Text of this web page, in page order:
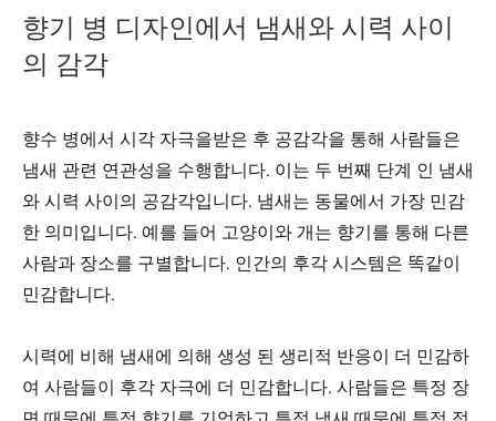
향기 병 디자인에서 냄새와 시력 사이
의 감각
향수 병에서 시각 자극을받은 후 공감각을 통해 사람들은
냄새 관련 연관성을 수행합니다. 이는 두 번째 단계 인 냄새
와 시력 사이의 공감각입니다. 냄새는 동물에서 가장 민감
한 의미입니다. 예를 들어 고양이와 개는 향기를 통해 다른
사람과 장소를 구별합니다. 인간의 후각 시스템은 똑같이
민감합니다.
시력에 비해 냄새에 의해 생성 된 생리적 반응이 더 민감하
여 사람들이 후각 자극에 더 민감합니다. 사람들은 특정 장